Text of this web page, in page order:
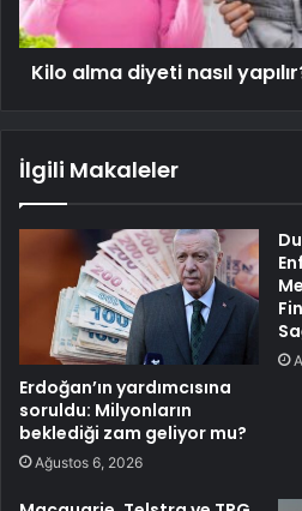
Kilo alma diyeti nasıl
İlgili Makaleler
Erdoğan’ın yardımcısına
soruldu: Milyonların
beklediği zam geliyor mu?
Ağustos 6, 2026